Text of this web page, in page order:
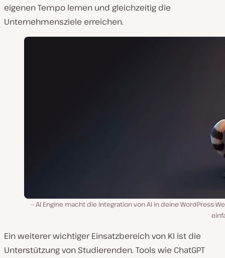
eigenen Tempo lernen und gleichzeitig die
Unternehmensziele erreichen.
AI Engine macht die Integration von AI in deine WordPress-
Ein weiterer wichtiger Einsatzbereich von KI ist die
Unterstützung von Studierenden. Tools wie ChatGPT